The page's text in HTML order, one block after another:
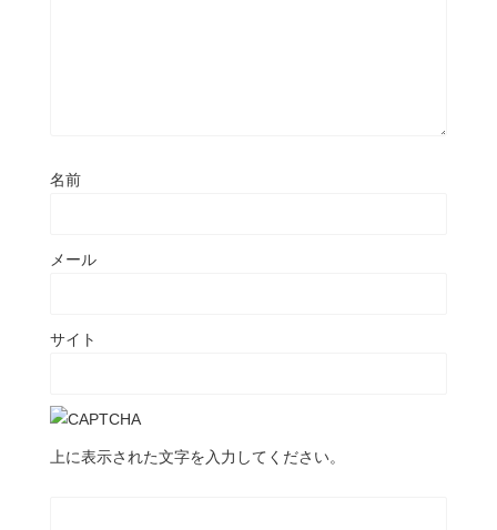
名前
メール
サイト
上に表示された文字を入力してください。